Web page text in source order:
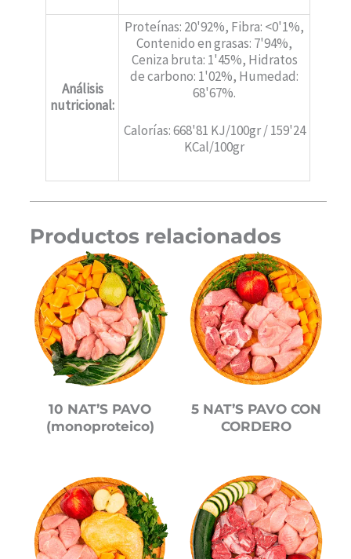
Análisis
nutricional:
Proteínas: 20'92%, Fibra: <0'1%,
Contenido en grasas: 7'94%,
Ceniza bruta: 1'45%, Hidratos
de carbono: 1'02%, Humedad:
68'67%.
Calorías: 668'81 KJ/100gr / 159'24
KCal/100gr
Productos relacionados
10 NAT’S PAVO
(monoproteico)
5 NAT’S PAVO CON
CORDERO